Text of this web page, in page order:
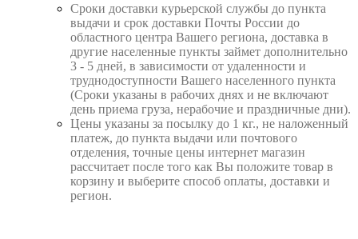
Cроки доставки курьерской службы до пункта
выдачи и срок доставки Почты России до
областного центра Вашего региона, доставка в
другие населенные пункты займет дополнительно
3 - 5 дней, в зависимости от удаленности и
труднодоступности Вашего населенного пункта
(Сроки указаны в рабочих днях и не включают
день приема груза, нерабочие и праздничные дни).
Цены указаны за посылку до 1 кг., не наложенный
платеж, до пункта выдачи или почтового
отделения, точные цены интернет магазин
рассчитает после того как Вы положите товар в
корзину и выберите способ оплаты, доставки и
регион.